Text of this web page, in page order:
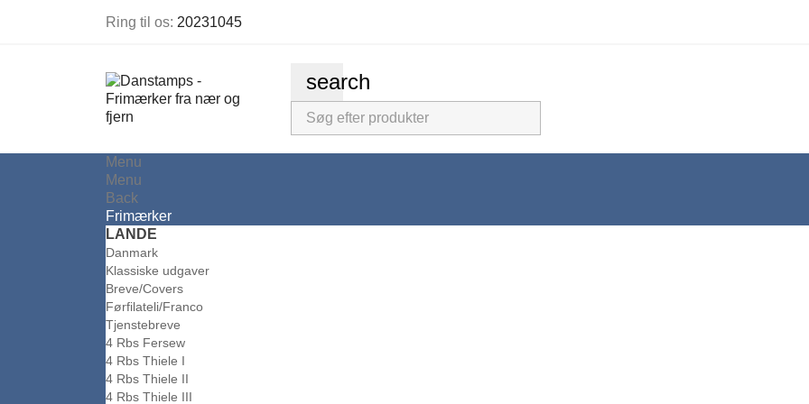
Ring til os: 20231045
search
Menu
Menu
Back
Frimærker
LANDE
Danmark
Klassiske udgaver
Breve/Covers
Førfilateli/Franco
Tjenstebreve
4 Rbs Fersew
4 Rbs Thiele I
4 Rbs Thiele II
4 Rbs Thiele III